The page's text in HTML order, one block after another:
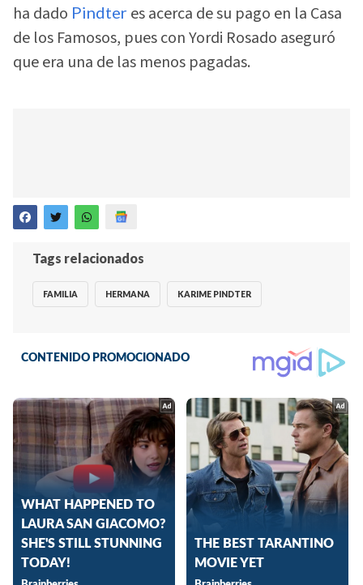
ha dado Pindter es acerca de su pago en la Casa
de los Famosos, pues con Yordi Rosado aseguró
que era una de las menos pagadas.
Tags relacionados
FAMILIA HERMANA KARIME PINDTER